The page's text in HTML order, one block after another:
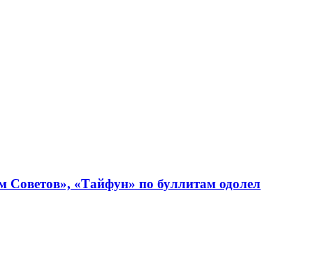
«Тайфун» по буллитам одолел